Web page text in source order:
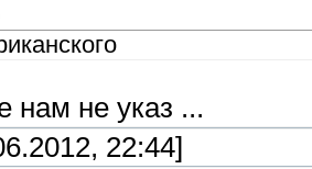
нам не указ ...
22:44]